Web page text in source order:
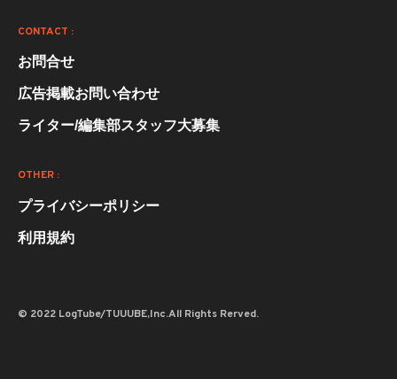
CONTACT :
お問合せ
広告掲載お問い合わせ
ライター/編集部スタッフ大募集
OTHER :
プライバシーポリシー
利用規約
© 2022 LogTube/TUUUBE,Inc.All Rights Rerved.